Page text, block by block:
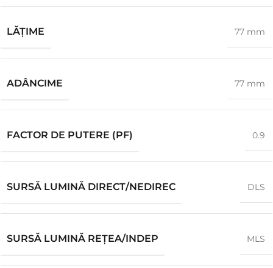
LĂŢIME 77 mm
ADÂNCIME 77 mm
FACTOR DE PUTERE (PF) 0.9
SURSĂ LUMINĂ DIRECT/NEDIREC DLS
SURSĂ LUMINĂ REȚEA/INDEP MLS